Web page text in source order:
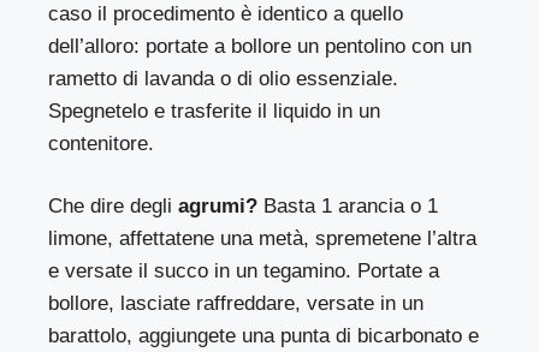
caso il procedimento è identico a quello
dell’alloro: portate a bollore un pentolino con un
rametto di lavanda o di olio essenziale.
Spegnetelo e trasferite il liquido in un
contenitore.
Che dire degliagrumi? Basta 1 arancia o 1
limone, affettatene una metà, spremetene l’altra
e versate il succo in un tegamino. Portate a
bollore, lasciate raffreddare, versate in un
barattolo, aggiungete una punta di bicarbonato e